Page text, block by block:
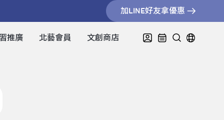
加LINE好友拿優惠
推廣 北藝會員 文創商店